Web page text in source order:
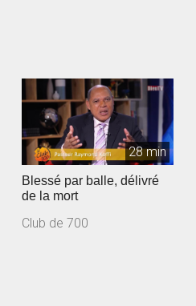
28 min
Blessé par balle, délivré
de la mort
Club de 700